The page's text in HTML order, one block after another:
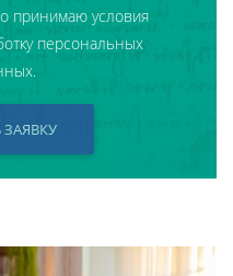
принимаю условия
персональных